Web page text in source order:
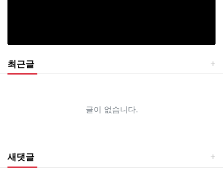
최근글
글이 없습니다.
새댓글